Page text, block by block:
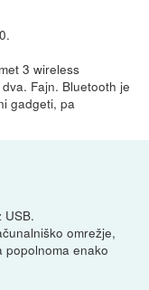
3 wireless
Fajn. Bluetooth je
gadgeti, pa
USB.
omrežje,
popolnoma enako